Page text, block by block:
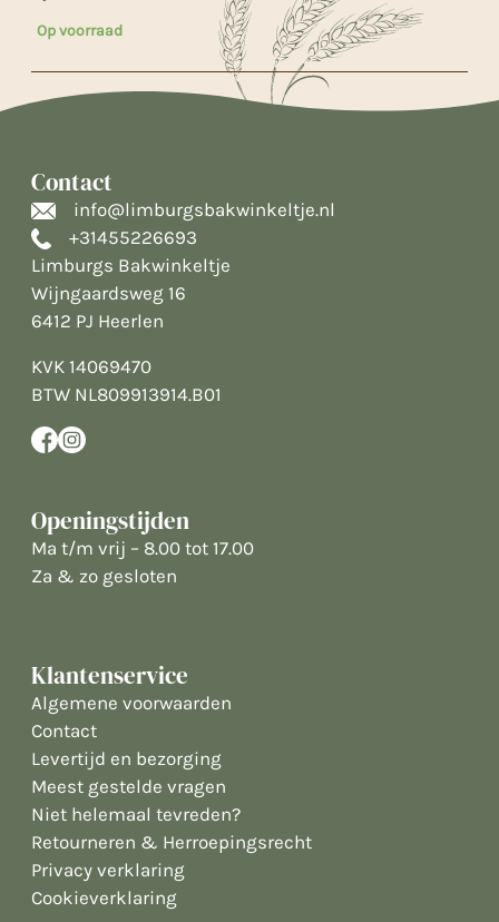
Op voorraad
Contact
info@limburgsbakwinkeltje.nl
+31455226693
Limburgs Bakwinkeltje
Wijngaardsweg 16
6412 PJ Heerlen
KVK 14069470
BTW NL809913914.B01
Openingstijden
Ma t/m vrij – 8.00 tot 17.00
Za & zo gesloten
Klantenservice
Algemene voorwaarden
Contact
Levertijd en bezorging
Meest gestelde vragen
Niet helemaal tevreden?
Retourneren & Herroepingsrecht
Privacy verklaring
Cookieverklaring